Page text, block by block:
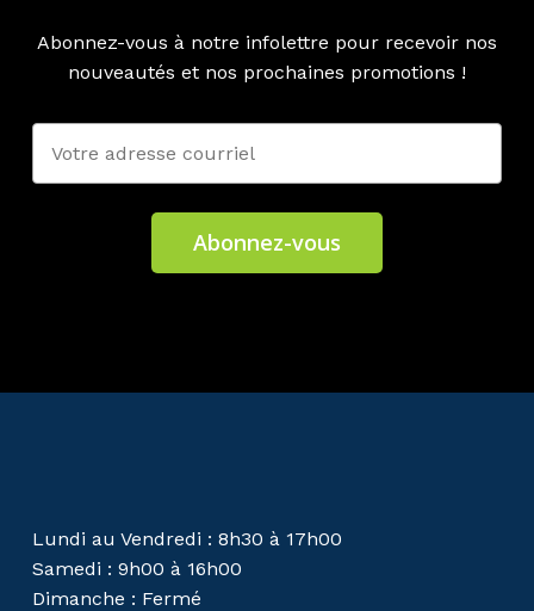
Abonnez-vous à notre infolettre pour recevoir nos
nouveautés et nos prochaines promotions !
Lundi au Vendredi : 8h30 à 17h00
Samedi : 9h00 à 16h00
Dimanche : Fermé